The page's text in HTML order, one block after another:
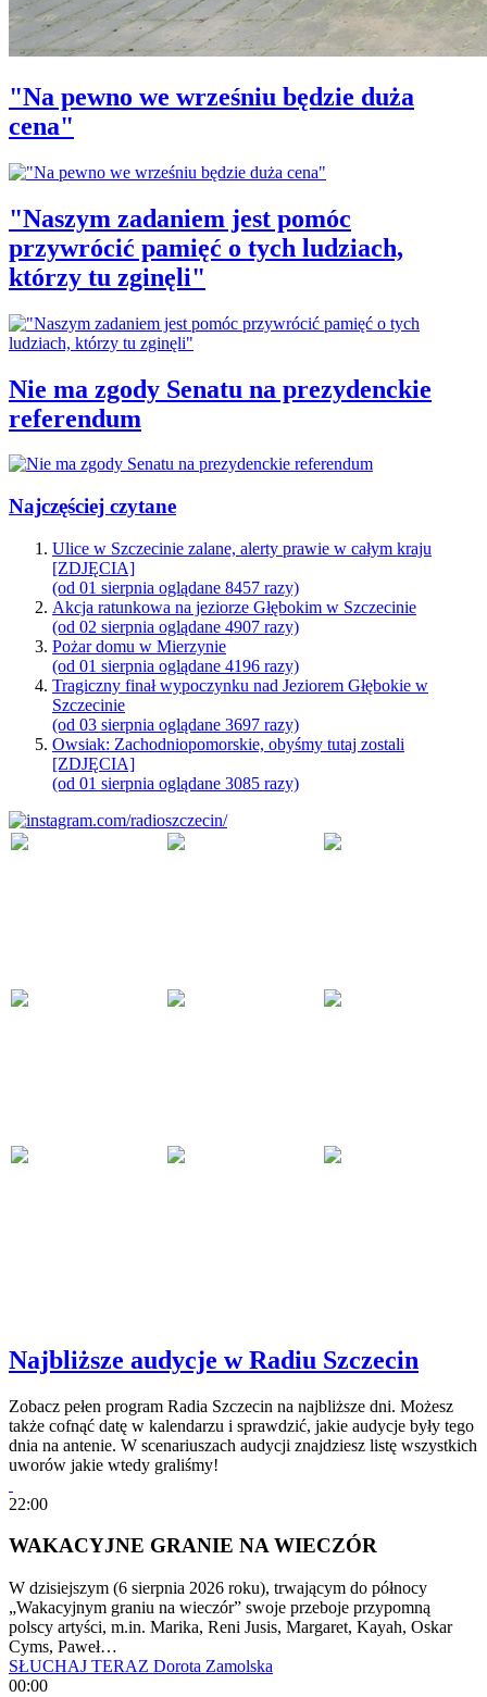
"Na pewno we wrześniu będzie duża
cena"
"Naszym zadaniem jest pomóc
przywrócić pamięć o tych ludziach,
którzy tu zginęli"
Nie ma zgody Senatu na prezydenckie
referendum
Najczęściej czytane
Ulice w Szczecinie zalane, alerty prawie w całym kraju
[ZDJĘCIA]
(od 01 sierpnia oglądane 8457 razy)
Akcja ratunkowa na jeziorze Głębokim w Szczecinie
(od 02 sierpnia oglądane 4907 razy)
Pożar domu w Mierzynie
(od 01 sierpnia oglądane 4196 razy)
Tragiczny finał wypoczynku nad Jeziorem Głębokie w
Szczecinie
(od 03 sierpnia oglądane 3697 razy)
Owsiak: Zachodniopomorskie, obyśmy tutaj zostali
[ZDJĘCIA]
(od 01 sierpnia oglądane 3085 razy)
Najbliższe audycje w Radiu Szczecin
Zobacz pełen program Radia Szczecin na najbliższe dni. Możesz
także cofnąć datę w kalendarzu i sprawdzić, jakie audycje były tego
dnia na antenie. W scenariuszach audycji znajdziesz listę wszystkich
uworów jakie wtedy graliśmy!
22:00
WAKACYJNE GRANIE NA WIECZÓR
W dzisiejszym (6 sierpnia 2026 roku), trwającym do północy
„Wakacyjnym graniu na wieczór” swoje przeboje przypomną
polscy artyści, m.in. Marika, Reni Jusis, Margaret, Kayah, Oskar
Cyms, Paweł…
SŁUCHAJ TERAZ Dorota Zamolska
00:00